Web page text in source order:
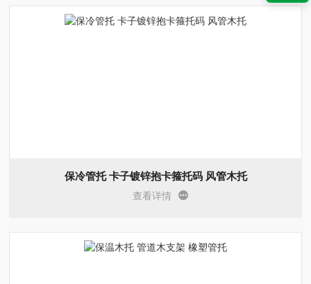
保冷管托 卡子镀锌抱卡箍托码 风管木托
查看详情